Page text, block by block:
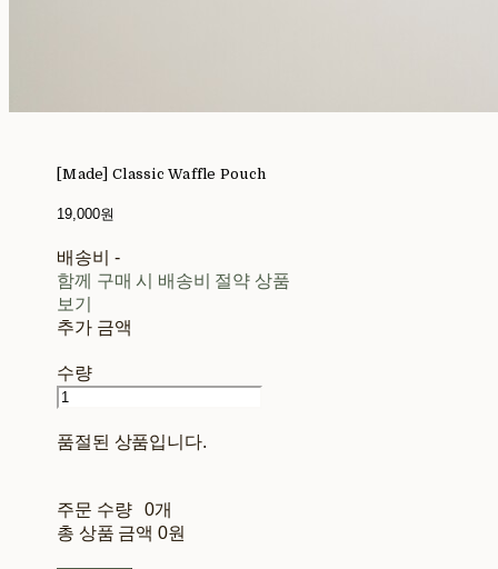
[Made] Classic Waffle Pouch
19,000원
배송비 -
함께 구매 시 배송비 절약 상품
보기
추가 금액
수량
품절된 상품입니다.
주문 수량
0개
총 상품 금액 0원